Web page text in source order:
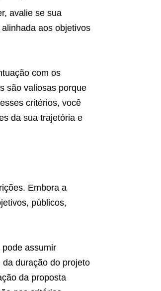
avalie se sua
aos objetivos
com os
são valiosas porque
critérios, você
da sua trajetória e
Embora a
públicos,
assumir
duração do projeto
da proposta